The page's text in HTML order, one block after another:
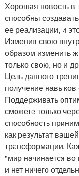
Хорошая новость
способны
ее реализации, и
Изменив свою
образом изменить
только свою, но и
Цель данного
получение
Поддерживать
сможете только
способность
как результат
трансформации.
"мир начинается
и нет ничего